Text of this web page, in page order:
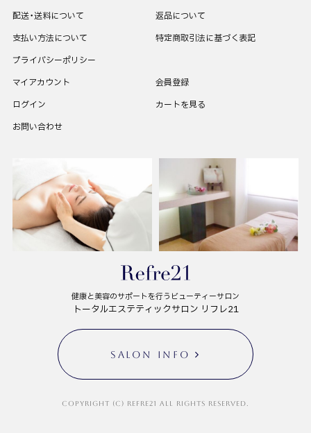
配送・送料について
返品について
支払い方法について
特定商取引法に基づく表記
プライバシーポリシー
マイアカウント
会員登録
ログイン
カートを見る
お問い合わせ
健康と美容のサポートを行うビューティーサロン
トータルエステティックサロン リフレ21
SALON INFO
Copyright (C) Refre21 All Rights Reserved.